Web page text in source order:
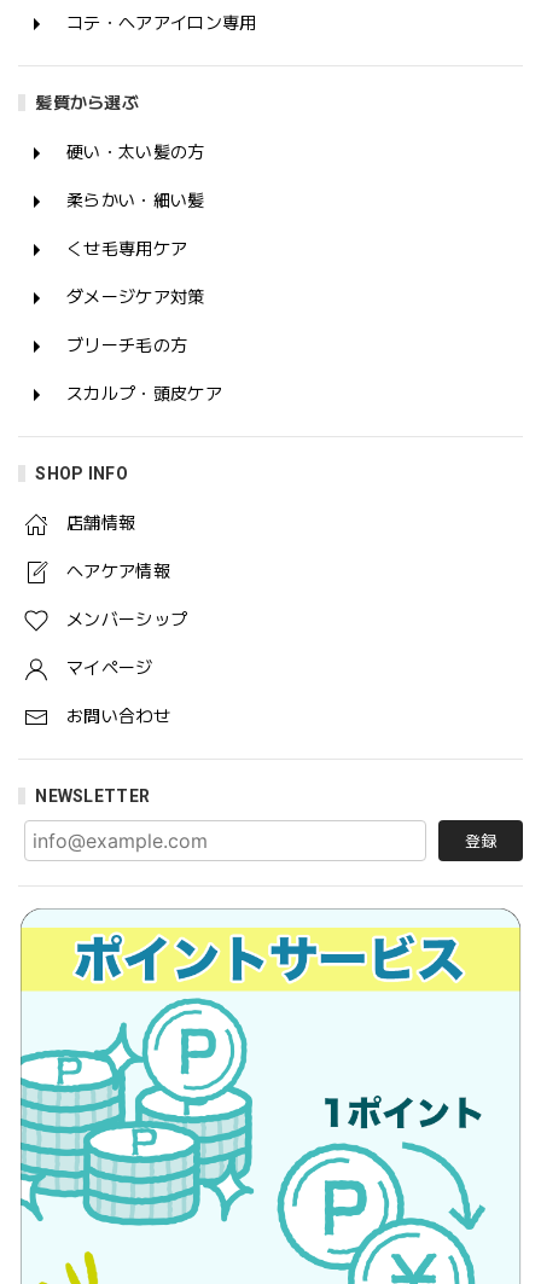
コテ・ヘアアイロン専用
髪質から選ぶ
硬い・太い髪の方
柔らかい・細い髪
くせ毛専用ケア
ダメージケア対策
ブリーチ毛の方
スカルプ・頭皮ケア
SHOP INFO
店舗情報
ヘアケア情報
メンバーシップ
マイページ
お問い合わせ
NEWSLETTER
登録